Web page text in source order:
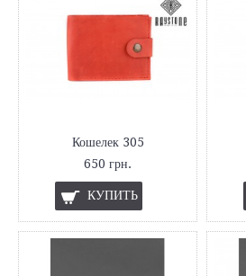
Кошелек 305
650 грн.
КУПИТЬ